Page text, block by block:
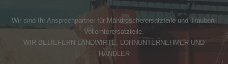
Wir sind Ihr Ansprechpartner für Mähdrescherersatzteile und Trauben-
Vollernterersatzteile.
WIR BELIEFERN LANDWIRTE, LOHNUNTERNEHMER UND
HÄNDLER